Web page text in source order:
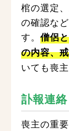
棺の選定
の確認な
す。僧侶
の内容、
いても喪
訃報連
喪主の重